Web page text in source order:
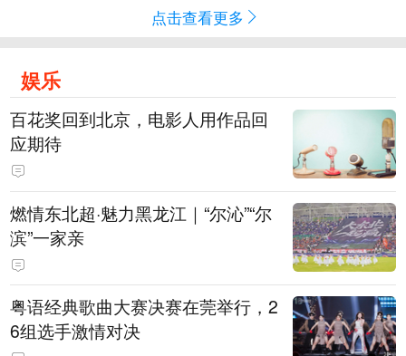
点击查看更多
娱乐
百花奖回到北京，电影人用作品回
应期待
燃情东北超·魅力黑龙江｜“尔沁”“尔
滨”一家亲
粤语经典歌曲大赛决赛在莞举行，2
6组选手激情对决